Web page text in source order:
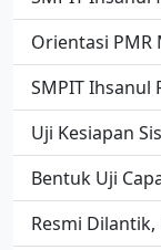
Orientasi PMR
SMPIT Ihsanul
Uji Kesiapan
Bentuk Uji
Resmi